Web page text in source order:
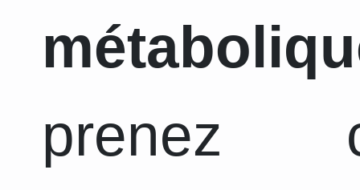
prenez